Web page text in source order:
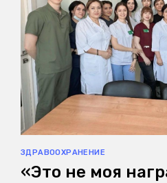
ЗДРАВООХРАНЕНИЕ
«Это не моя